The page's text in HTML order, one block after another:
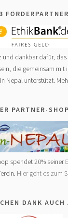
und dankbar dafür,
die gemeinsam mit
Nepal unterstützt.
PARTNER-SHOP
spendet 20% seiner
Hier geht es zum
DANK AUCH